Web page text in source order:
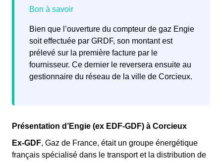
Bien que l’ouverture du compteur de gaz Engie
soit effectuée par GRDF, son montant est
prélevé sur la première facture par le
fournisseur. Ce dernier le reversera ensuite au
gestionnaire du réseau de la ville de Corcieux.
Présentation d’Engie (ex EDF-GDF) à Corcieux
Ex-GDF, Gaz de France, était un groupe énergétique
français spécialisé dans le transport et la distribution de